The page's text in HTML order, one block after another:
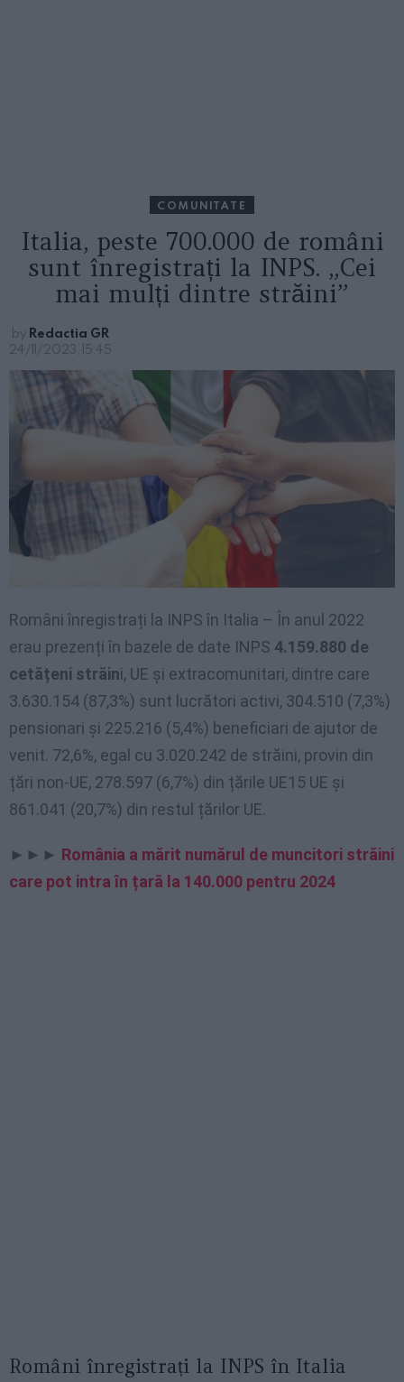
COMUNITATE
Italia, peste 700.000 de români
sunt înregistrați la INPS. „Cei
mai mulți dintre străini”
by Redactia GR
24/11/2023, 15:45
Români înregistrați la INPS în Italia – În anul 2022
erau prezenți în bazele de date INPS 4.159.880 de
cetățeni străini, UE și extracomunitari, dintre care
3.630.154 (87,3%) sunt lucrători activi, 304.510 (7,3%)
pensionari și 225.216 (5,4%) beneficiari de ajutor de
venit. 72,6%, egal cu 3.020.242 de străini, provin din
țări non-UE, 278.597 (6,7%) din țările UE15 UE și
861.041 (20,7%) din restul țărilor UE.
►►► România a mărit numărul de muncitori străini
care pot intra în țară la 140.000 pentru 2024
Români înregistrați la INPS în Italia